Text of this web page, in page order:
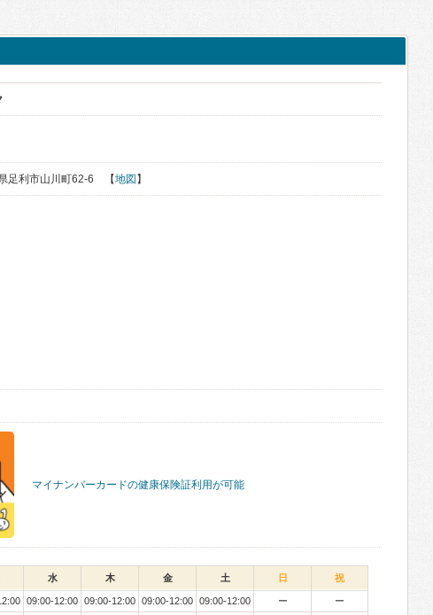
足利市山川町62-6 【地図 】
マイナンバーカードの健康保険証利用が可能
水 木 金 土 日 祝
09:00-12:00 09:00-12:00 09:00-12:00 09:00-12:00 ー
ー